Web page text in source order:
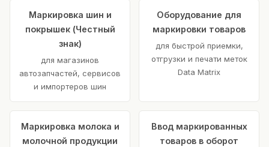
Маркировка шин и
покрышек (Честный
знак)
для магазинов
автозапчастей, сервисов
и импортеров шин
Оборудование для
маркировки товаров
для быстрой приемки,
отгрузки и печати меток
Data Matrix
Маркировка молока и
молочной продукции
Ввод маркированных
товаров в оборот